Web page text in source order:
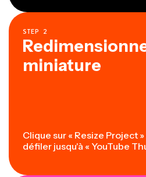
STEP 2
miniature
Clique sur « Resize Project
défiler jusqu'à « YouTube